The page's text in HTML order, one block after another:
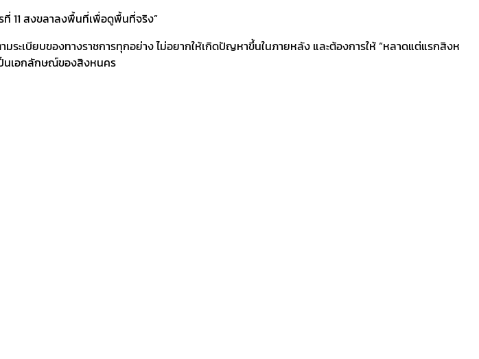
11 สงขลาลงพื้นที่เพื่อดูพื้นที่จริง”
ะเบียบของทางราชการทุกอย่าง ไม่อยากให้เกิดปัญหาขึ้นในภายหลัง และต้องการให้ “หลาดแต่แรกสิงห
ป็นเอกลักษณ์ของสิงหนคร